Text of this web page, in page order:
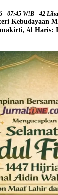
- 07:45 WIB 42
Kebudayaan
Al Haris: